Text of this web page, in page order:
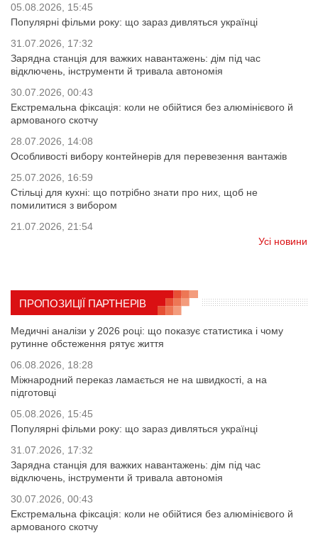
05.08.2026, 15:45
Популярні фільми року: що зараз дивляться українці
31.07.2026, 17:32
Зарядна станція для важких навантажень: дім під час
відключень, інструменти й тривала автономія
30.07.2026, 00:43
Екстремальна фіксація: коли не обійтися без алюмінієвого й
армованого скотчу
28.07.2026, 14:08
Особливості вибору контейнерів для перевезення вантажів
25.07.2026, 16:59
Стільці для кухні: що потрібно знати про них, щоб не
помилитися з вибором
21.07.2026, 21:54
Усі новини
ПРОПОЗИЦІЇ ПАРТНЕРІВ
Медичні аналізи у 2026 році: що показує статистика і чому
рутинне обстеження рятує життя
06.08.2026, 18:28
Міжнародний переказ ламається не на швидкості, а на
підготовці
05.08.2026, 15:45
Популярні фільми року: що зараз дивляться українці
31.07.2026, 17:32
Зарядна станція для важких навантажень: дім під час
відключень, інструменти й тривала автономія
30.07.2026, 00:43
Екстремальна фіксація: коли не обійтися без алюмінієвого й
армованого скотчу